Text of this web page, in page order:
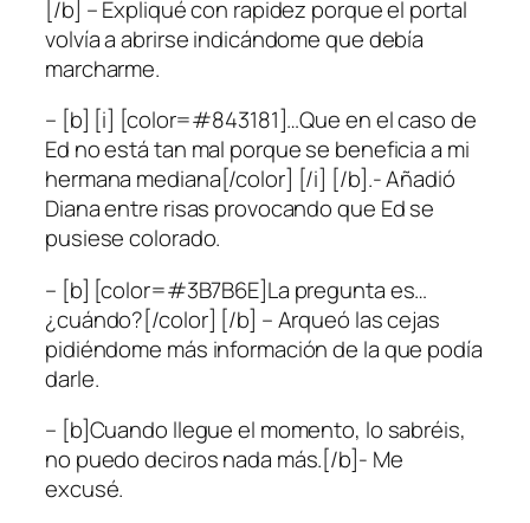
[/b] – Expliqué con rapidez porque el portal
volvía a abrirse indicándome que debía
marcharme.
– [b] [i] [color=#843181]…Que en el caso de
Ed no está tan mal porque se beneficia a mi
hermana mediana[/color] [/i] [/b].- Añadió
Diana entre risas provocando que Ed se
pusiese colorado.
– [b] [color=#3B7B6E]La pregunta es…
¿cuándo?[/color] [/b] – Arqueó las cejas
pidiéndome más información de la que podía
darle.
– [b]Cuando llegue el momento, lo sabréis,
no puedo deciros nada más.[/b]- Me
excusé.